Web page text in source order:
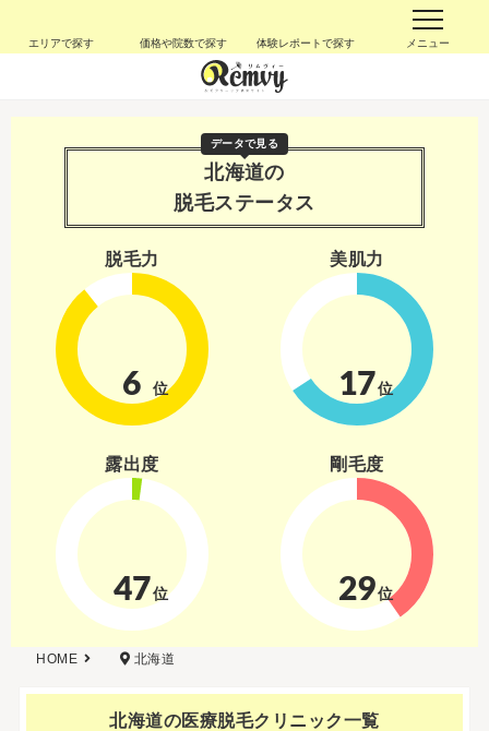
エリアで探す 価格や院数で探す 体験レポートで探す メニュー
データで見る
北海道の
脱毛ステータス
脱毛力
6 位
美肌力
17位
露出度
47位
剛毛度
29位
HOME 北海道
北海道の医療脱毛クリニック一覧